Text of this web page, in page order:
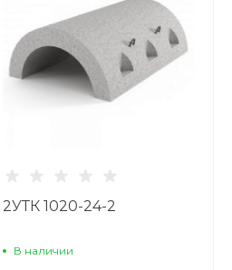
2УТК 1020-24-2
В наличии